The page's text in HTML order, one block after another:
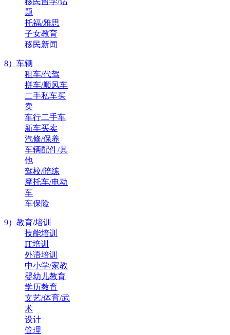
题
托福/雅思
子女教育
移民新闻
8）车辆
租车/代驾
拼车/顺风车
二手私车买
卖
车行二手车
新车买卖
汽修/保养
车辆配件/其
他
驾校/陪练
摩托车/电动
车
车保险
9）教育/培训
技能培训
IT培训
外语培训
中小学/家教
婴幼儿教育
学历教育
文艺/体育/武
术
设计
管理